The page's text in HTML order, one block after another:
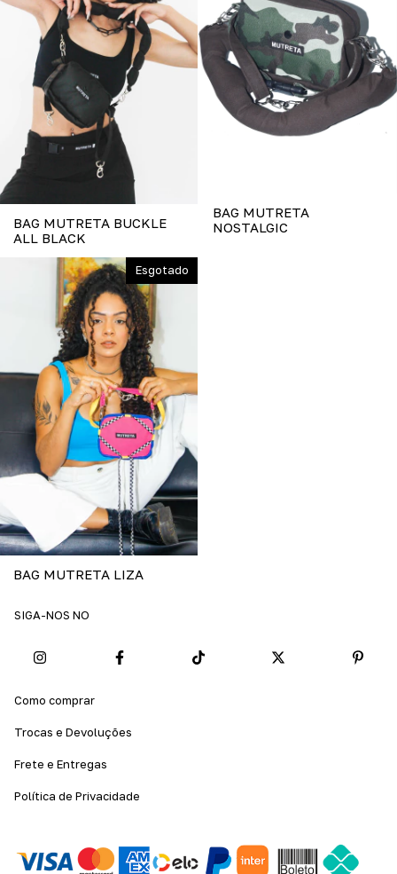
BAG MUTRETA BUCKLE
ALL BLACK
BAG MUTRETA
NOSTALGIC
Esgotado
BAG MUTRETA LIZA
SIGA-NOS NO
Como comprar
Trocas e Devoluções
Frete e Entregas
Política de Privacidade